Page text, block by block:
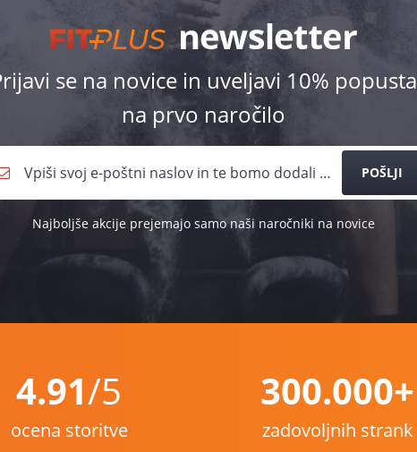
se na novice in uveljavi 10% popusta
na prvo naročilo
POŠLJI
Najboljše akcije prejemajo samo naši naročniki na novice
4.91/5
ocena storitve
300.000+
zadovoljnih strank